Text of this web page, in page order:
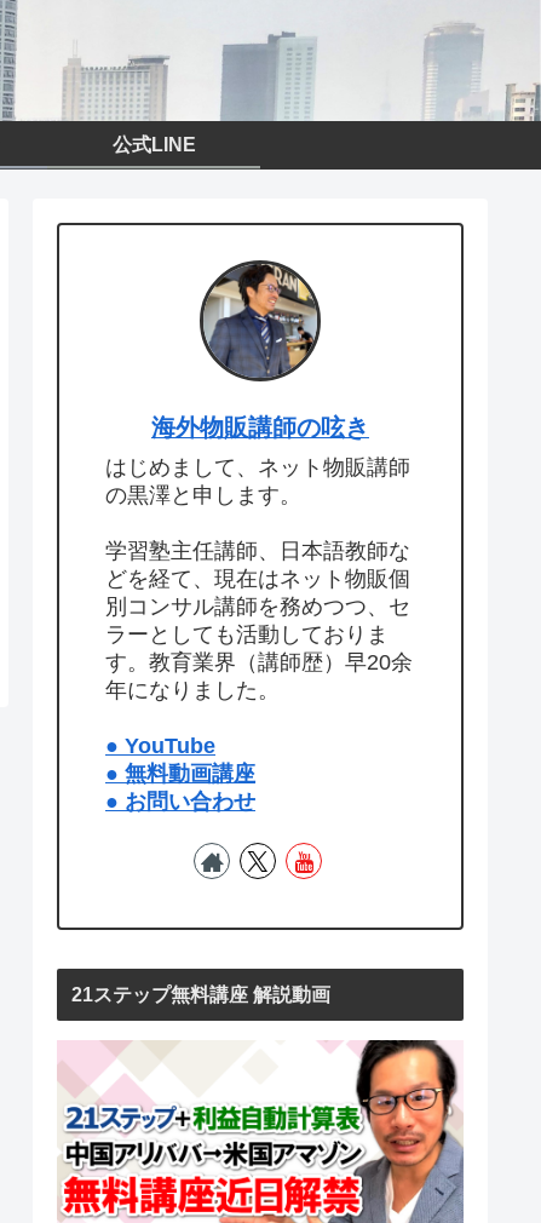
公式LINE
海外物販講師の呟き
はじめまして、ネット物販講師
の黒澤と申します。
学習塾主任講師、日本語教師な
どを経て、現在はネット物販個
別コンサル講師を務めつつ、セ
ラーとしても活動しておりま
す。教育業界（講師歴）早20余
年になりました。
● YouTube
● 無料動画講座
● お問い合わせ
21ステップ無料講座 解説動画